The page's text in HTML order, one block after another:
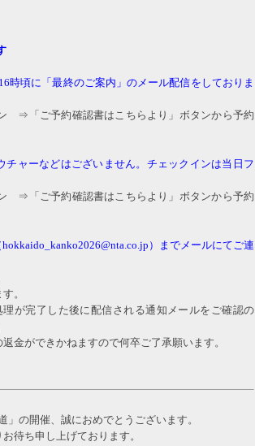
時頃に「最終のご案内」のメール配信をしておりま
⇒「ご予約確認書はこちらより」ボタンから予約
ャーなどはございません。チェックインは当日フ
⇒「ご予約確認書はこちらより」ボタンから予約
）までメールにてご連
。
が完了した後に配信される通知メールをご確認の
金ができかねますので何卒ご了承願います。
の開催、誠におめでとうございます。
待ち申し上げております。